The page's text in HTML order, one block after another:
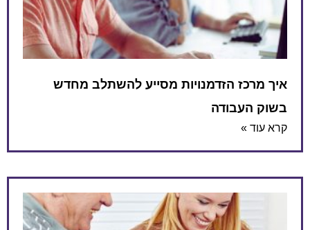
איך מרכז הזדמנויות מסייע להשתלב מחדש
בשוק העבודה
קרא עוד »